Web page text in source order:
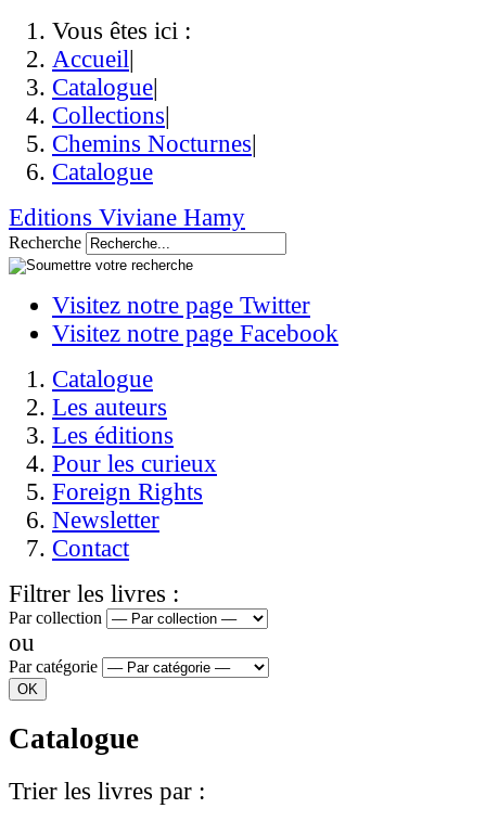
Vous êtes ici :
Accueil|
Catalogue|
Collections|
Chemins Nocturnes|
Catalogue
Editions Viviane Hamy
Recherche
Visitez notre page Twitter
Visitez notre page Facebook
Catalogue
Les auteurs
Les éditions
Pour les curieux
Foreign Rights
Newsletter
Contact
Filtrer les livres :
Par collection
ou
Par catégorie
Catalogue
Trier les livres par :